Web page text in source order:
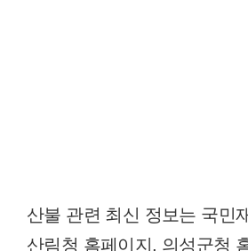
산불 관련 최신 정보는 국민
산림청 홈페이지, 의성군청